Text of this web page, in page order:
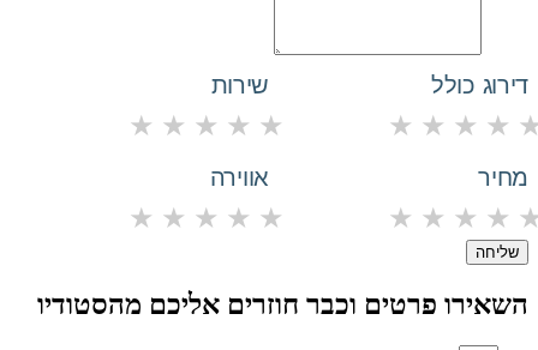
דירוג כולל
★ ★ ★ ★
שירות
★ ★ ★ ★ ★
מחיר
★ ★ ★ ★
אווירה
★ ★ ★ ★ ★
שליחה
השאירו פרטים וכבר חוזרים אליכם מהסטודיו